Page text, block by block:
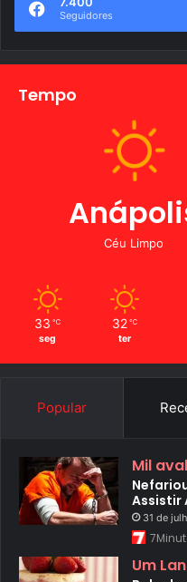
Seguidores
Tempo
Céu Limpo
33 ℃
seg
32 ℃
ter
Popular
Mil
Assistir
31 de
Um